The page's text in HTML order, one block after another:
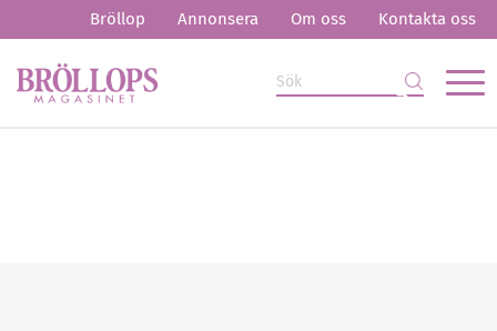
Bröllop Annonsera Om oss Kontakta oss